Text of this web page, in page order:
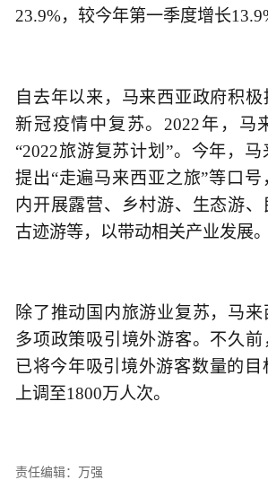
23.9%，较今年第一季度增长
自去年以来，马来西亚政府积
新冠疫情中复苏。2022年，马
“2022旅游复苏计划”。今年，
提出“走遍马来西亚之旅”等口号
内开展露营、乡村游、生态游、
古迹游等，以带动相关产业发展。
除了推动国内旅游业复苏，马
多项政策吸引境外游客。不久
已将今年吸引境外游客数量的目
上调至1800万人次。
责任编辑：万强